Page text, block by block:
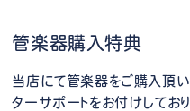
管楽器購入特典
当店にて管楽器をご購入頂
ターサポートをお付けしており